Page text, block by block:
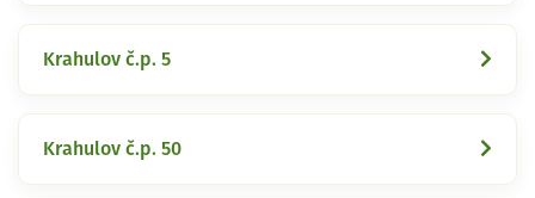
Krahulov č.p. 5
Krahulov č.p. 50